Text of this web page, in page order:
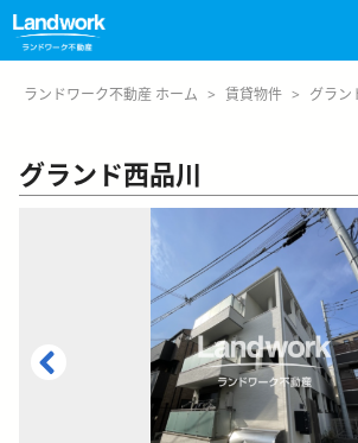
ランドワーク不動産 ホーム > 賃貸物件 > グラン
グランド西品川